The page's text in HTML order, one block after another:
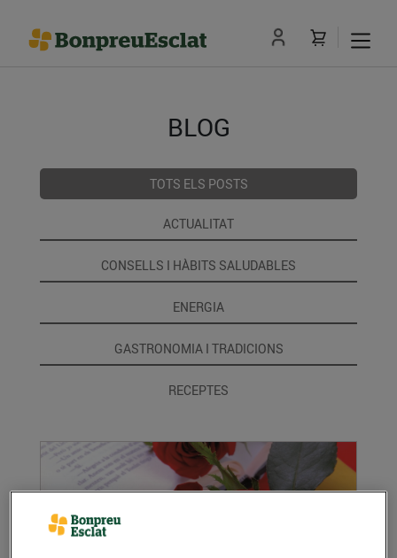
BLOG
TOTS ELS POSTS
ACTUALITAT
CONSELLS I HÀBITS SALUDABLES
ENERGIA
GASTRONOMIA I TRADICIONS
RECEPTES